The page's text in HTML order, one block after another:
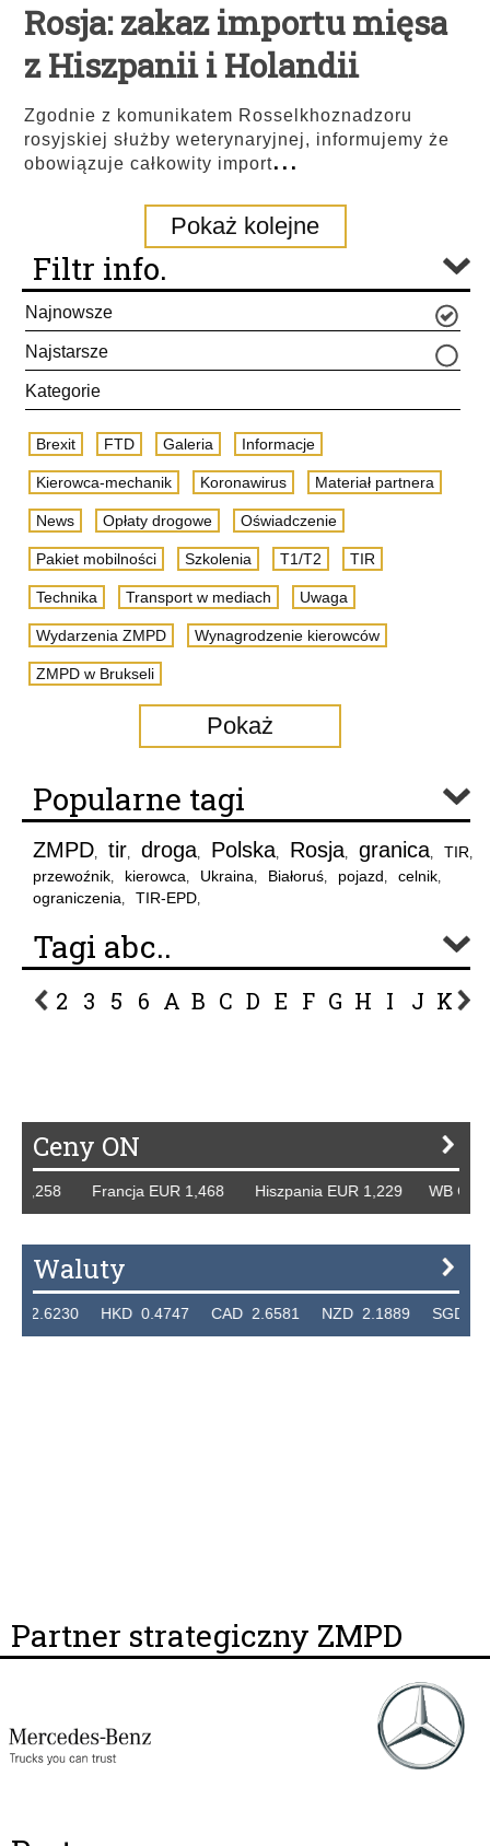
Rosja: zakaz importu mięsa
z Hiszpanii i Holandii
Zgodnie z komunikatem Rosselkhoznadzoru
rosyjskiej służby weterynaryjnej, informujemy że
obowiązuje całkowity import...
Pokaż kolejne
Filtr info.
Najnowsze
Najstarsze
Kategorie
Brexit FTD Galeria Informacje
Kierowca-mechanik Koronawirus Materiał partnera
News Opłaty drogowe Oświadczenie
Pakiet mobilności Szkolenia T1/T2 TIR
Technika Transport w mediach Uwaga
Wydarzenia ZMPD Wynagrodzenie kierowców
ZMPD w Brukseli
Pokaż
Popularne tagi
ZMPD, tir, droga, Polska, Rosja, granica, TIR,
przewoźnik, kierowca, Ukraina, Białoruś, pojazd, celnik,
ograniczenia, TIR-EPD,
Tagi abc..
2 3 5 6 A B C D E F G H I J K L
Ceny ON
Francja EUR 1,468 Hiszpania EUR 1,229 WB GBP
Waluty
HKD 0.4747 CAD 2.6581 NZD 2.1889 SGD
Partner strategiczny ZMPD